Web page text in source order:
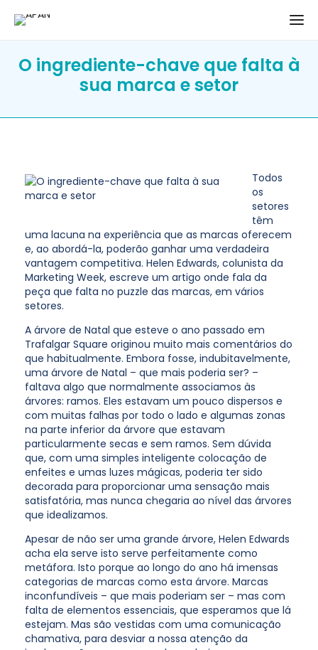
O ingrediente-chave que falta à
sua marca e setor
Todos
os
setores
têm
uma lacuna na experiência que as marcas oferecem
e, ao abordá-la, poderão ganhar uma verdadeira
vantagem competitiva. Helen Edwards, colunista da
Marketing Week, escreve um artigo onde fala da
peça que falta no puzzle das marcas, em vários
setores.
A árvore de Natal que esteve o ano passado em
Trafalgar Square originou muito mais comentários do
que habitualmente. Embora fosse, indubitavelmente,
uma árvore de Natal – que mais poderia ser? –
faltava algo que normalmente associamos às
árvores: ramos. Eles estavam um pouco dispersos e
com muitas falhas por todo o lado e algumas zonas
na parte inferior da árvore que estavam
particularmente secas e sem ramos. Sem dúvida
que, com uma simples inteligente colocação de
enfeites e umas luzes mágicas, poderia ter sido
decorada para proporcionar uma sensação mais
satisfatória, mas nunca chegaria ao nível das árvores
que idealizamos.
Apesar de não ser uma grande árvore, Helen Edwards
acha ela serve isto serve perfeitamente como
metáfora. Isto porque ao longo do ano há imensas
categorias de marcas como esta árvore. Marcas
inconfundíveis – que mais poderiam ser – mas com
falta de elementos essenciais, que esperamos que lá
estejam. Mas são vestidas com uma comunicação
chamativa, para desviar a nossa atenção da